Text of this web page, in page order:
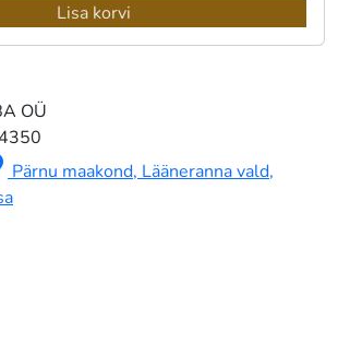
Lisa korvi
OÜ
Pärnu maakond, Lääneranna vald,